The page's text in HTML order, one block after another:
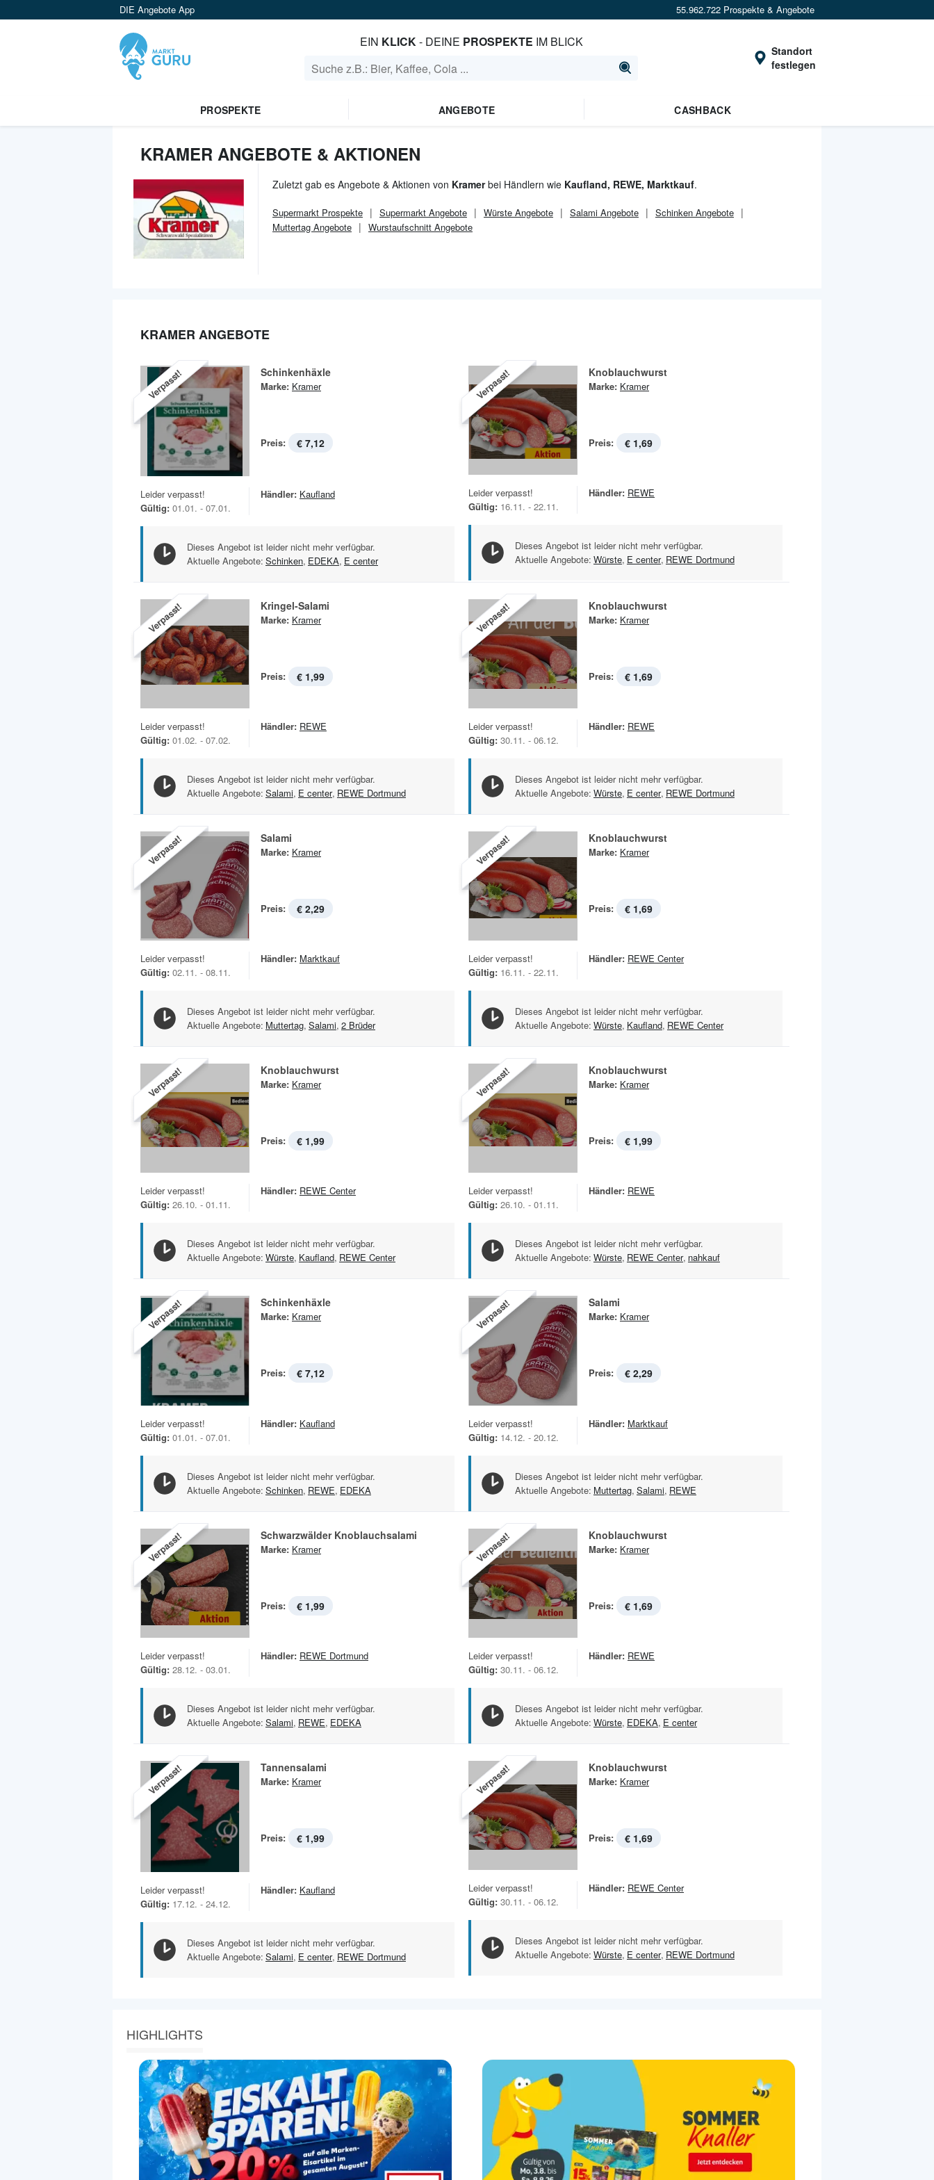
DIE Angebote App 55.962.722 Prospekte & Angebote
EIN KLICK- DEINE PROSPEKTE IM BLICK
Standort
festlegen
PROSPEKTE ANGEBOTE CASHBACK
KRAMER ANGEBOTE & AKTIONEN
Zuletzt gab es Angebote & Aktionen von Kramerbei Händlern wie Kaufland, REWE, Marktkauf.
Supermarkt Prospekte Supermarkt Angebote Würste Angebote Salami Angebote
Schinken Angebote
Muttertag Angebote
Wurstaufschnitt Angebote
KRAMER ANGEBOTE
Verpasst! Schinkenhäxle
Marke: Kramer
Preis: € 7,12
Leider verpasst!
Gültig: 01.01. - 07.01.
Händler: Kaufland
Dieses Angebot ist leider nicht mehr verfügbar.
Aktuelle Angebote: Schinken, EDEKA, E center
Verpasst! Knoblauchwurst
Marke: Kramer
Preis: € 1,69
Leider verpasst!
Gültig: 16.11. - 22.11.
Händler: REWE
Dieses Angebot ist leider nicht mehr verfügbar.
Aktuelle Angebote: Würste, E center, REWE Dortmund
Verpasst! Kringel-Salami
Marke: Kramer
Preis: € 1,99
Leider verpasst!
Gültig: 01.02. - 07.02.
Händler: REWE
Dieses Angebot ist leider nicht mehr verfügbar.
Aktuelle Angebote: Salami, E center, REWE Dortmund
Verpasst! Knoblauchwurst
Marke: Kramer
Preis: € 1,69
Leider verpasst!
Gültig: 30.11. - 06.12.
Händler: REWE
Dieses Angebot ist leider nicht mehr verfügbar.
Aktuelle Angebote: Würste, E center, REWE Dortmund
Verpasst! Salami
Marke: Kramer
Preis: € 2,29
Leider verpasst!
Gültig: 02.11. - 08.11.
Händler: Marktkauf
Dieses Angebot ist leider nicht mehr verfügbar.
Aktuelle Angebote: Muttertag, Salami, 2 Brüder
Verpasst! Knoblauchwurst
Marke: Kramer
Preis: € 1,69
Leider verpasst!
Gültig: 16.11. - 22.11.
Händler: REWE Center
Dieses Angebot ist leider nicht mehr verfügbar.
Aktuelle Angebote: Würste, Kaufland, REWE Center
Verpasst! Knoblauchwurst
Marke: Kramer
Preis: € 1,99
Leider verpasst!
Gültig: 26.10. - 01.11.
Händler: REWE Center
Dieses Angebot ist leider nicht mehr verfügbar.
Aktuelle Angebote: Würste, Kaufland, REWE Center
Verpasst! Knoblauchwurst
Marke: Kramer
Preis: € 1,99
Leider verpasst!
Gültig: 26.10. - 01.11.
Händler: REWE
Dieses Angebot ist leider nicht mehr verfügbar.
Aktuelle Angebote: Würste, REWE Center, nahkauf
Verpasst! Schinkenhäxle
Marke: Kramer
Preis: € 7,12
Leider verpasst!
Gültig: 01.01. - 07.01.
Händler: Kaufland
Dieses Angebot ist leider nicht mehr verfügbar.
Aktuelle Angebote: Schinken, REWE, EDEKA
Verpasst! Salami
Marke: Kramer
Preis: € 2,29
Leider verpasst!
Gültig: 14.12. - 20.12.
Händler: Marktkauf
Dieses Angebot ist leider nicht mehr verfügbar.
Aktuelle Angebote: Muttertag, Salami, REWE
Verpasst! Schwarzwälder Knoblauchsalami
Marke: Kramer
Preis: € 1,99
Leider verpasst!
Gültig: 28.12. - 03.01.
Händler: REWE Dortmund
Dieses Angebot ist leider nicht mehr verfügbar.
Aktuelle Angebote: Salami, REWE, EDEKA
Verpasst! Knoblauchwurst
Marke: Kramer
Preis: € 1,69
Leider verpasst!
Gültig: 30.11. - 06.12.
Händler: REWE
Dieses Angebot ist leider nicht mehr verfügbar.
Aktuelle Angebote: Würste, EDEKA, E center
Verpasst! Tannensalami
Marke: Kramer
Preis: € 1,99
Leider verpasst!
Gültig: 17.12. - 24.12.
Händler: Kaufland
Dieses Angebot ist leider nicht mehr verfügbar.
Aktuelle Angebote: Salami, E center, REWE Dortmund
Verpasst! Knoblauchwurst
Marke: Kramer
Preis: € 1,69
Leider verpasst!
Gültig: 30.11. - 06.12.
Händler: REWE Center
Dieses Angebot ist leider nicht mehr verfügbar.
Aktuelle Angebote: Würste, E center, REWE Dortmund
HIGHLIGHTS